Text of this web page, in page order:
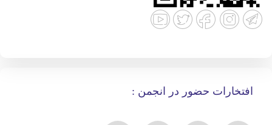
افتخارات حضور در انجمن :